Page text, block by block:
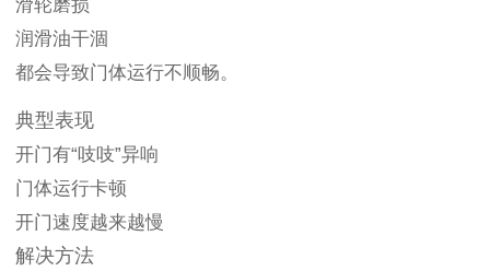
滑轮磨损
润滑油干涸
都会导致门体运行不顺畅。
典型表现
开门有“吱吱”异响
门体运行卡顿
开门速度越来越慢
解决方法